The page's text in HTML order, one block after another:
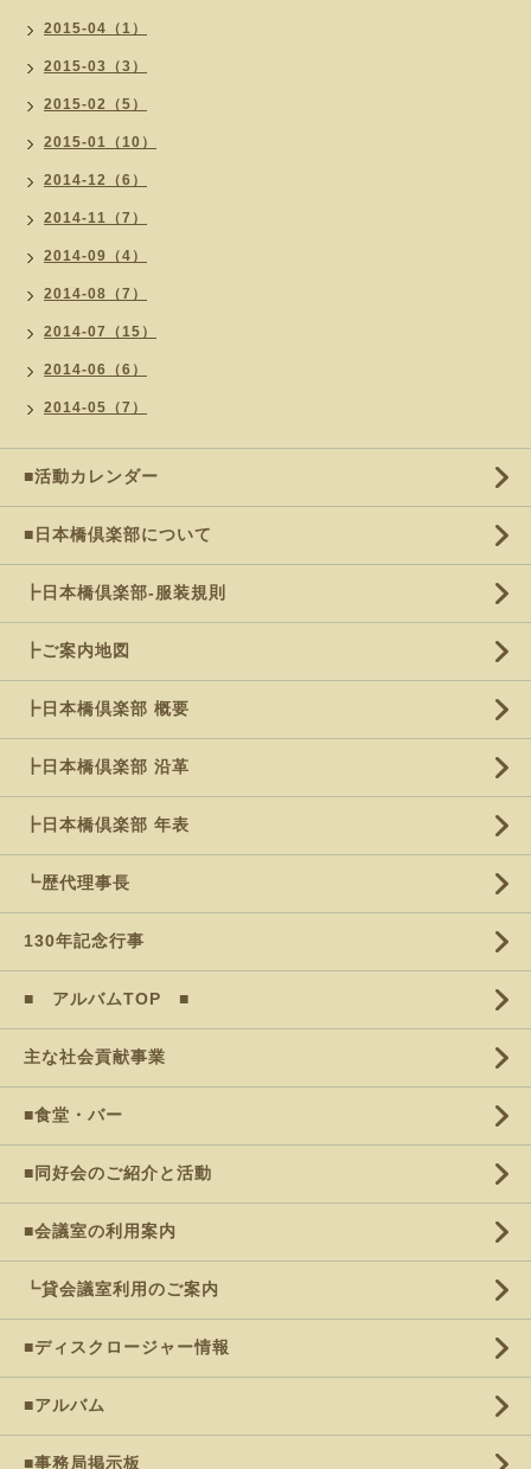
2015-04（1）
2015-03（3）
2015-02（5）
2015-01（10）
2014-12（6）
2014-11（7）
2014-09（4）
2014-08（7）
2014-07（15）
2014-06（6）
2014-05（7）
■活動カレンダー
■日本橋倶楽部について
┣日本橋倶楽部-服装規則
┣ご案内地図
┣日本橋倶楽部 概要
┣日本橋倶楽部 沿革
┣日本橋倶楽部 年表
┗歴代理事長
130年記念行事
■ アルバムTOP ■
主な社会貢献事業
■食堂・バー
■同好会のご紹介と活動
■会議室の利用案内
┗貸会議室利用のご案内
■ディスクロージャー情報
■アルバム
■事務局掲示板